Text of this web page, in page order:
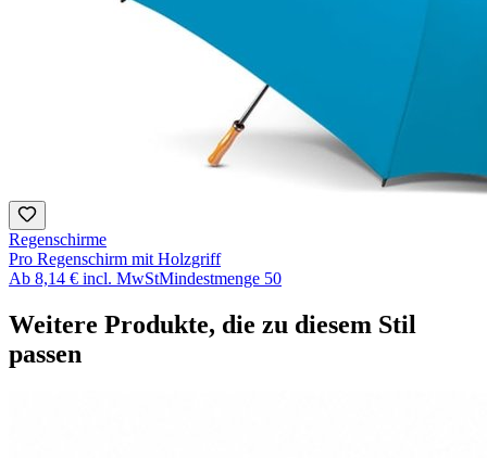
Regenschirme
Pro Regenschirm mit Holzgriff
Ab 8,14 € incl. MwStMindestmenge 50
Weitere Produkte, die zu diesem Stil
passen